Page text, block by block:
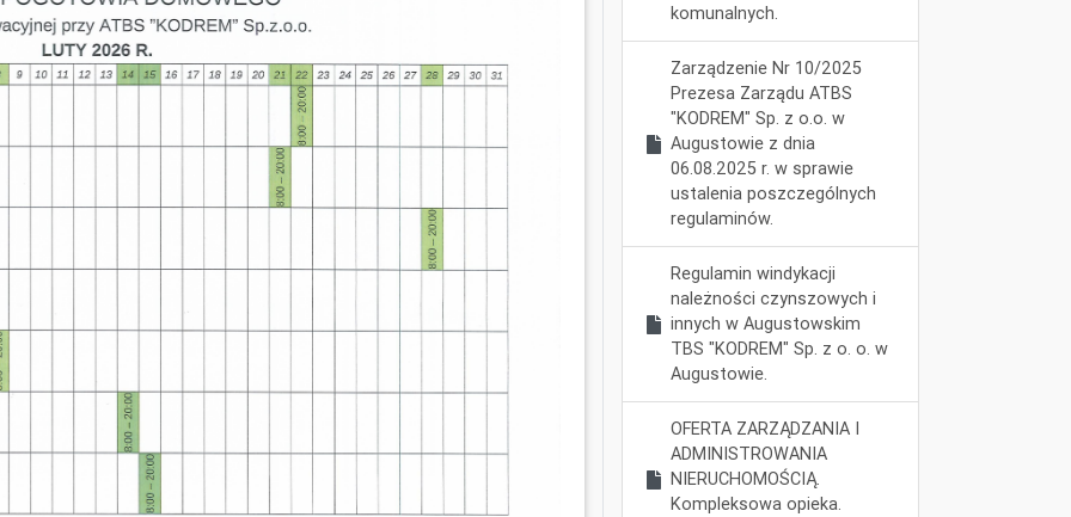
komunalnych.
Zarządzenie Nr 10/2025
Prezesa Zarządu ATBS
"KODREM" Sp. z o.o. w
Augustowie z dnia
06.08.2025 r. w sprawie
ustalenia poszczególnych
regulaminów.
Regulamin windykacji
należności czynszowych i
innych w Augustowskim
TBS "KODREM" Sp. z o. o. w
Augustowie.
OFERTA ZARZĄDZANIA I
ADMINISTROWANIA
NIERUCHOMOŚCIĄ.
Kompleksowa opieka.